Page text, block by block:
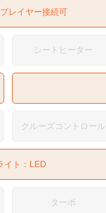
レイヤー接続可
シートヒーター
クルーズコントロール
イト： LED
ターボ